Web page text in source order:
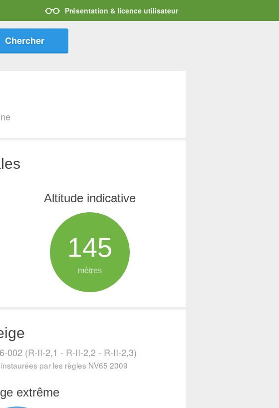
Présentation & licence utilisateur
Altitude indicative
145
mètres
002 (R-II-2,1 - R-II-2,2 - R-II-2,3)
par les règles NV65 2009
extrême